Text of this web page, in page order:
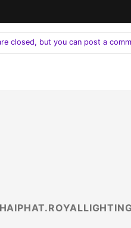
closed, but you can post a